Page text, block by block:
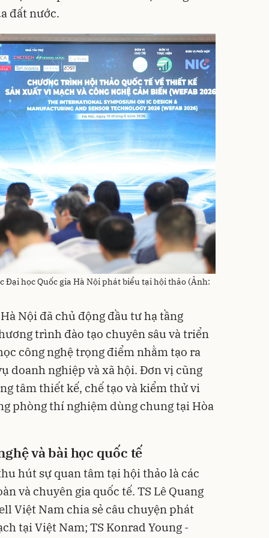
đất nước.
Đại học Quốc gia Hà Nội phát biểu tại hội thảo (Ảnh:
Nội đã chủ động đầu tư hạ tầng
trình đào tạo chuyên sâu và triển
công nghệ trọng điểm nhằm tạo ra
doanh nghiệp và xã hội. Đơn vị cũng
tâm thiết kế, chế tạo và kiểm thử vi
phòng thí nghiệm dùng chung tại Hòa
và bài học quốc tế
hút sự quan tâm tại hội thảo là các
và chuyên gia quốc tế. TS Lê Quang
Việt Nam chia sẻ câu chuyện phát
tại Việt Nam; TS Konrad Young -